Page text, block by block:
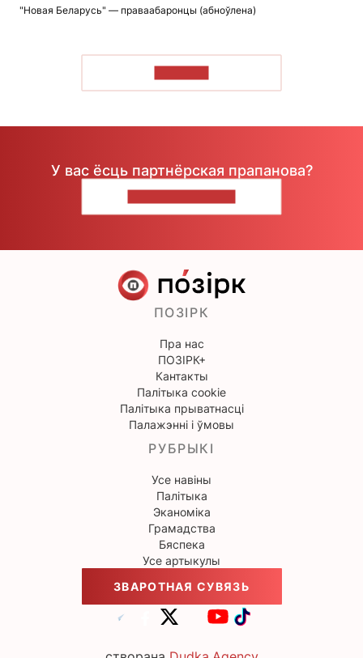
"Новая Беларусь" — праваабаронцы (абноўлена)
У вас ёсць партнёрская прапанова?
ПОЗІРК
Пра нас
ПОЗІРК+
Кантакты
Палітыка cookie
Палітыка прыватнасці
Палажэнні і ўмовы
РУБРЫКІ
Усе навіны
Палітыка
Эканоміка
Грамадства
Бяспека
Усе артыкулы
ЗВАРОТНАЯ СУВЯЗЬ